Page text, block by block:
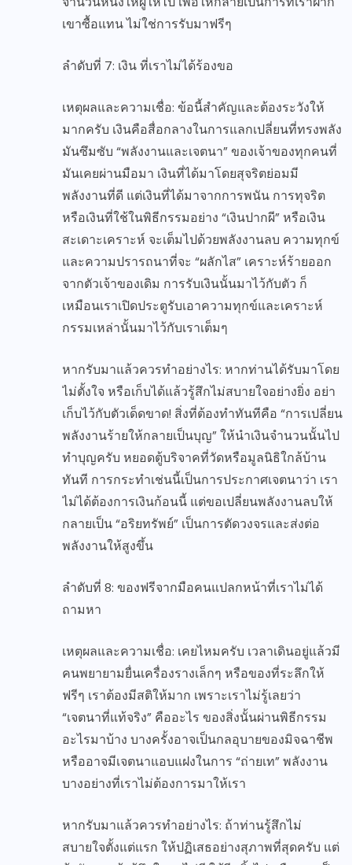
เขาซื้อแทน ไม่ใช่การรับมาฟรีๆ
ลำดับที่ 7: เงิน ที่เราไม่ได้ร้องขอ
เหตุผลและความเชื่อ: ข้อนี้สำคัญและต้องระวังให้
มากครับ เงินคือสื่อกลางในการแลกเปลี่ยนที่ทรงพลัง
มันซึมซับ “พลังงานและเจตนา” ของเจ้าของทุกคนที่
มันเคยผ่านมือมา เงินที่ได้มาโดยสุจริตย่อมมี
พลังงานที่ดี แต่เงินที่ได้มาจากการพนัน การทุจริต
หรือเงินที่ใช้ในพิธีกรรมอย่าง “เงินปากผี” หรือเงิน
สะเดาะเคราะห์ จะเต็มไปด้วยพลังงานลบ ความทุกข์
และความปรารถนาที่จะ “ผลักไส” เคราะห์ร้ายออก
จากตัวเจ้าของเดิม การรับเงินนั้นมาไว้กับตัว ก็
เหมือนเราเปิดประตูรับเอาความทุกข์และเคราะห์
กรรมเหล่านั้นมาไว้กับเราเต็มๆ
หากรับมาแล้วควรทำอย่างไร: หากท่านได้รับมาโดย
ไม่ตั้งใจ หรือเก็บได้แล้วรู้สึกไม่สบายใจอย่างยิ่ง อย่า
เก็บไว้กับตัวเด็ดขาด! สิ่งที่ต้องทำทันทีคือ “การเปลี่ยน
พลังงานร้ายให้กลายเป็นบุญ” ให้นำเงินจำนวนนั้นไป
ทำบุญครับ หยอดตู้บริจาคที่วัดหรือมูลนิธิใกล้บ้าน
ทันที การกระทำเช่นนี้เป็นการประกาศเจตนาว่า เรา
ไม่ได้ต้องการเงินก้อนนี้ แต่ขอเปลี่ยนพลังงานลบให้
กลายเป็น “อริยทรัพย์” เป็นการตัดวงจรและส่งต่อ
พลังงานให้สูงขึ้น
ลำดับที่ 8: ของฟรีจากมือคนแปลกหน้าที่เราไม่ได้
ถามหา
เหตุผลและความเชื่อ: เคยไหมครับ เวลาเดินอยู่แล้วมี
คนพยายามยื่นเครื่องรางเล็กๆ หรือของที่ระลึกให้
ฟรีๆ เราต้องมีสติให้มาก เพราะเราไม่รู้เลยว่า
“เจตนาที่แท้จริง” คืออะไร ของสิ่งนั้นผ่านพิธีกรรม
อะไรมาบ้าง บางครั้งอาจเป็นกลอุบายของมิจฉาชีพ
หรืออาจมีเจตนาแอบแฝงในการ “ถ่ายเท” พลังงาน
บางอย่างที่เราไม่ต้องการมาให้เรา
หากรับมาแล้วควรทำอย่างไร: ถ้าท่านรู้สึกไม่
สบายใจตั้งแต่แรก ให้ปฏิเสธอย่างสุภาพที่สุดครับ แต่